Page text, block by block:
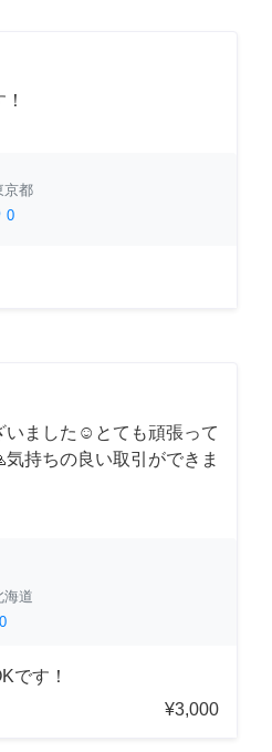
京都
0
いました☺️とても頑張って
持ちの良い取引ができま
海道
0
です！
¥3,000